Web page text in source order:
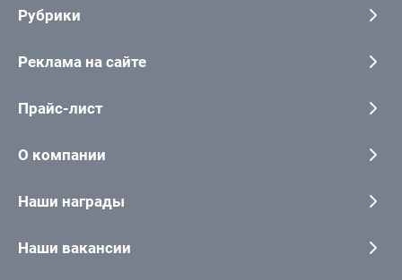
Рубрики
Реклама на сайте
Прайс-лист
О компании
Наши награды
Наши вакансии